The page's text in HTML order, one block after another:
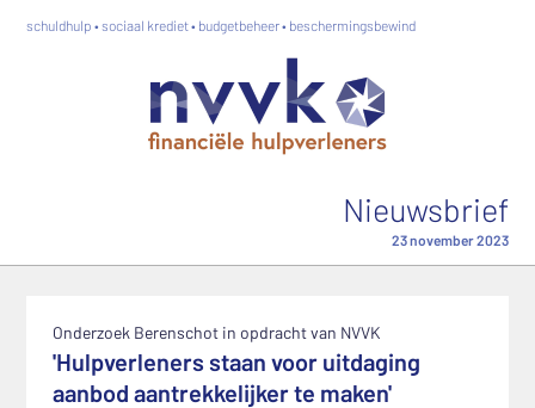
schuldhulp • sociaal krediet • budgetbeheer • beschermingsbewind
Nieuwsbrief
23 november 2023
Onderzoek Berenschot in opdracht van NVVK
'Hulpverleners staan voor uitdaging
aanbod aantrekkelijker te maken'